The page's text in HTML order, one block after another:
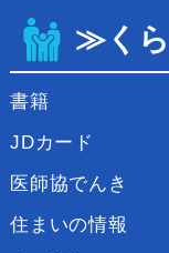
≫くら
書籍
JDカード
医師協でんき
住まいの情報